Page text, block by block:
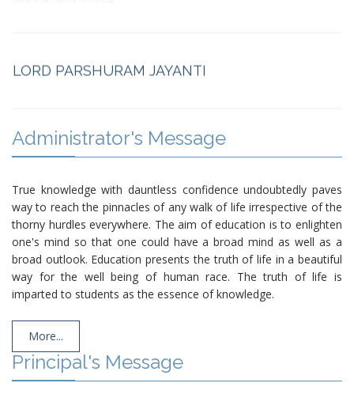
ANNUAL RESULT DAY 2025-2026
REGISTRATION OPEN FOR 2026-
2027
Administrator's Message
True knowledge with dauntless confidence undoubtedly paves
way to reach the pinnacles of any walk of life irrespective of the
thorny hurdles everywhere. The aim of education is to enlighten
one's mind so that one could have a broad mind as well as a
broad outlook. Education presents the truth of life in a beautiful
way for the well being of human race. The truth of life is
imparted to students as the essence of knowledge.
More...
Principal's Message